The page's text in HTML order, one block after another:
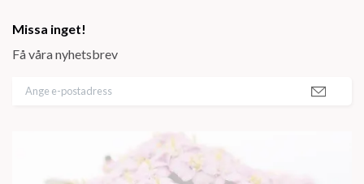
Missa inget!
Få våra nyhetsbrev